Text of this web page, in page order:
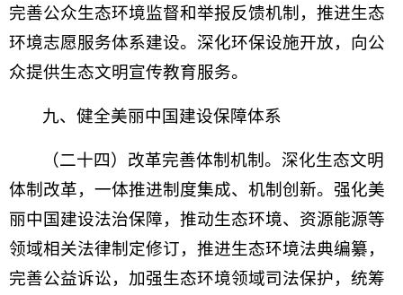
完善公众生态环境监督和举报反馈机制，推进生态
环境志愿服务体系建设。深化环保设施开放，向公
众提供生态文明宣传教育服务。
九、健全美丽中国建设保障体系
（二十四）改革完善体制机制。深化生态文明
体制改革，一体推进制度集成、机制创新。强化美
丽中国建设法治保障，推动生态环境、资源能源等
领域相关法律制定修订，推进生态环境法典编纂，
完善公益诉讼，加强生态环境领域司法保护，统筹